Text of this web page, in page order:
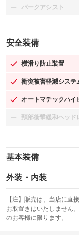
パークアシスト
：装備なし
安全装備
横滑り防止装置
：装備あり
衝突被害軽減システ
：装備あり
オートマチックハイ
：装備あり
頸部衝撃緩和ヘッド
：装備なし
基本装備
エアバッグ：運転席/
：装備あり
：装備あり
サンルーフ
：装備なし
外装・内装
カーナビ：SDナビ
：装備あり
TV
：装備なし
【注】販売は、当店に
お取置きはいたしません
のお客様に限ります。